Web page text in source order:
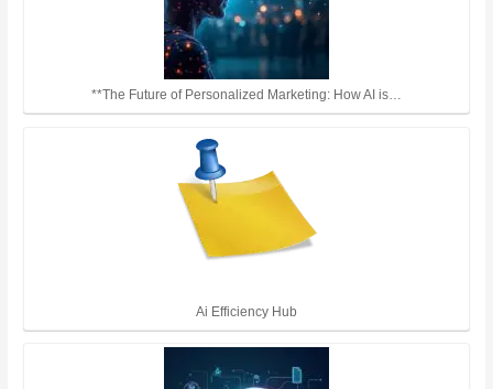
**The Future of Personalized Marketing: How AI is…
Ai Efficiency Hub